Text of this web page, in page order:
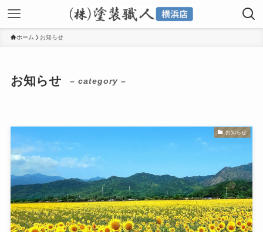
ホーム お知らせ
お知らせ – category –
お知らせ